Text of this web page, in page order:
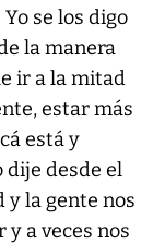
se los digo
la manera
ir a la mitad
estar más
está y
dije desde el
y la gente nos
y a veces nos